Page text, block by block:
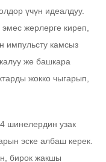
үчүн идеалдуу.
жерлерге киреп,
импульсту камсыз
же башкара
жокко чыгарып,
шинелердин узак
эске албаш керек.
бирок жакшы